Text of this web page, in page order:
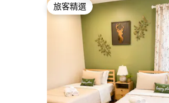
旅客精選
旅客精選